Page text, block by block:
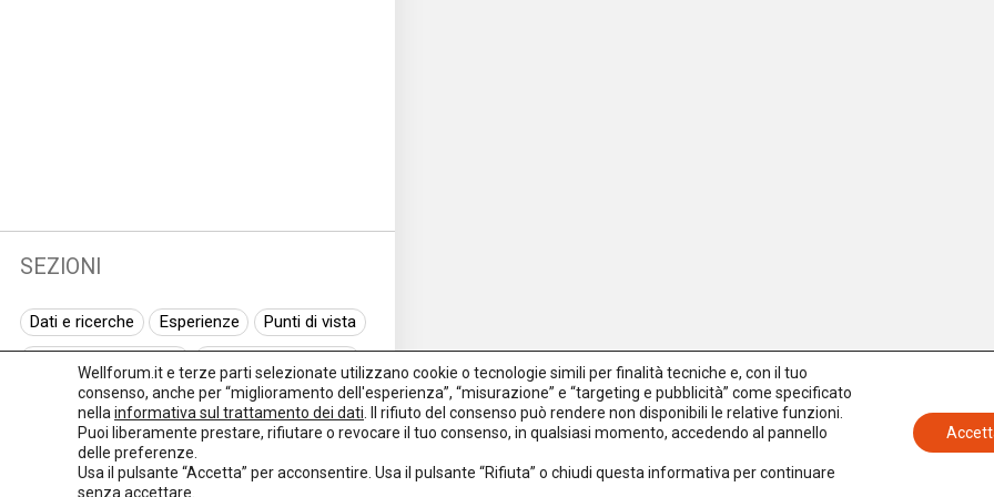
SEZIONI
Dati e ricerche Esperienze
Punti di vista
Normativa europea
Rassegna normativa
I seminari di Welforum
Eventi
Spazio ai promotori
Wellforum.it e terze parti selezionate utilizzano cookie o tecnologie simili per finalità tecniche e, con il tuo
consenso, anche per “miglioramento dell'esperienza”, “misurazione” e “targeting e pubblicità” come specificato
nella informativa sul trattamento dei dati . Il rifiuto del consenso può rendere non disponibili le relative funzioni.
Puoi liberamente prestare, rifiutare o revocare il tuo consenso, in qualsiasi momento, accedendo al pannello
delle preferenze.
Usa il pulsante “Accetta” per acconsentire. Usa il pulsante “Rifiuta” o chiudi questa informativa per continuare
senza accettare.